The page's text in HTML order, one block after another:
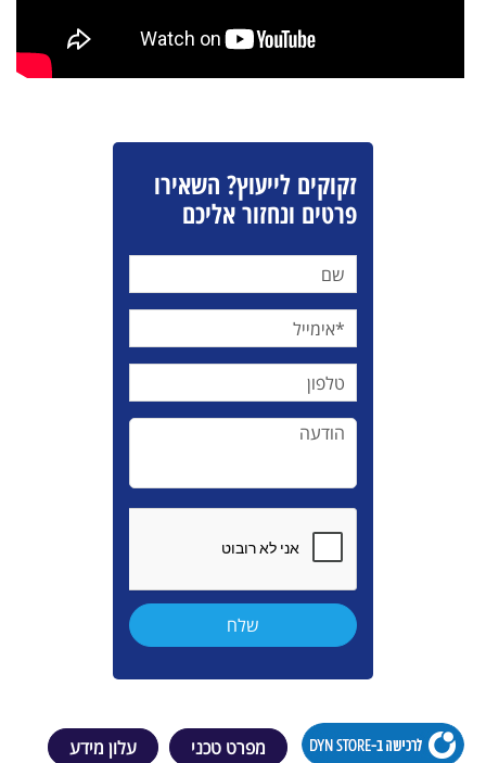
זקוקים לייעוץ? השאירו
פרטים ונחזור אליכם
מפרט טכני עלון מידע